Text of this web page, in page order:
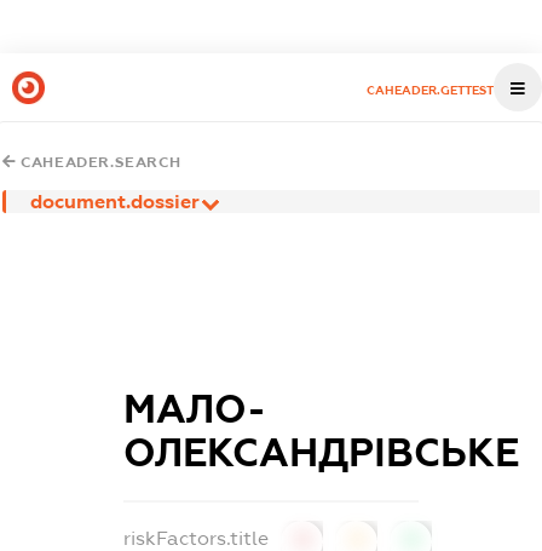
CAHEADER.GETTEST
CAHEADER.SEARCH
document.dossier
МАЛО-
ОЛЕКСАНДРІВСЬКЕ
riskFactors.title